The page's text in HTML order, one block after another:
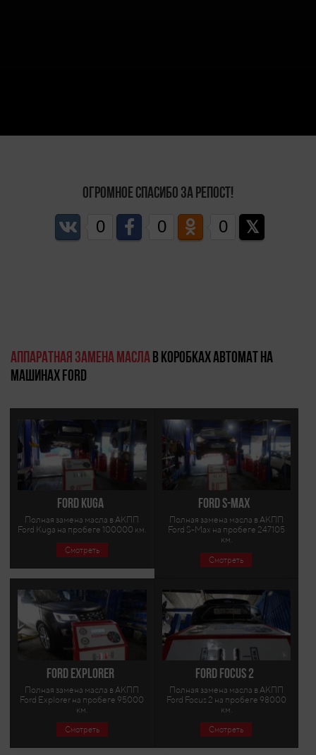
Огромное спасибо за репост!
0 0 0
Аппаратная замена маслав коробках автомат на
машинах Ford
Ford Kuga
Полная замена масла в АКПП
Ford Kuga на пробеге 100000 км.
Смотреть
Ford S-Max
Полная замена масла в АКПП
Ford S-Max на пробеге 247105
км.
Смотреть
Ford Explorer
Полная замена масла в АКПП
Ford Explorer на пробеге 95000
км.
Смотреть
Ford Focus 2
Полная замена масла в АКПП
Ford Focus 2 на пробеге 98000
км.
Смотреть